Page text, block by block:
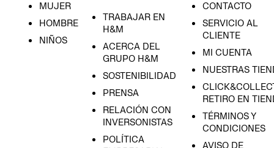
MUJER
HOMBRE
NIÑOS
TRABAJAR EN
H&M
ACERCA DEL
GRUPO H&M
SOSTENIBILIDAD
PRENSA
RELACIÓN CON
INVERSONISTAS
POLÍTICA
CONTACTO
SERVICIO AL
CLIENTE
MI CUENTA
NUESTRAS
RETIRO EN
TÉRMINOS Y
CONDICIONES
AVISO DE